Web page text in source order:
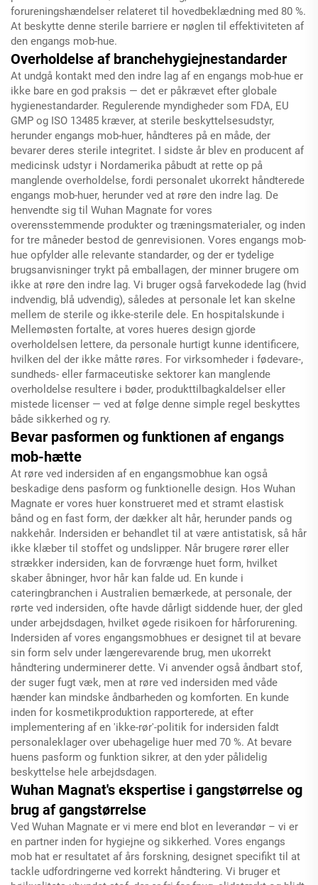
forureningshændelser relateret til hovedbeklædning med 80 %.
At beskytte denne sterile barriere er nøglen til effektiviteten af
den engangs mob-hue.
Overholdelse af branchehygiejnestandarder
At undgå kontakt med den indre lag af en engangs mob-hue er
ikke bare en god praksis — det er påkrævet efter globale
hygienestandarder. Regulerende myndigheder som FDA, EU
GMP og ISO 13485 kræver, at sterile beskyttelsesudstyr,
herunder engangs mob-huer, håndteres på en måde, der
bevarer deres sterile integritet. I sidste år blev en producent af
medicinsk udstyr i Nordamerika påbudt at rette op på
manglende overholdelse, fordi personalet ukorrekt håndterede
engangs mob-huer, herunder ved at røre den indre lag. De
henvendte sig til Wuhan Magnate for vores
overensstemmende produkter og træningsmaterialer, og inden
for tre måneder bestod de genrevisionen. Vores engangs mob-
hue opfylder alle relevante standarder, og der er tydelige
brugsanvisninger trykt på emballagen, der minner brugere om
ikke at røre den indre lag. Vi bruger også farvekodede lag (hvid
indvendig, blå udvendig), således at personale let kan skelne
mellem de sterile og ikke-sterile dele. En hospitalskunde i
Mellemøsten fortalte, at vores hueres design gjorde
overholdelsen lettere, da personale hurtigt kunne identificere,
hvilken del der ikke måtte røres. For virksomheder i fødevare-,
sundheds- eller farmaceutiske sektorer kan manglende
overholdelse resultere i bøder, produkttilbagkaldelser eller
mistede licenser — ved at følge denne simple regel beskyttes
både sikkerhed og ry.
Bevar pasformen og funktionen af engangs
mob-hætte
At røre ved indersiden af en engangsmobhue kan også
beskadige dens pasform og funktionelle design. Hos Wuhan
Magnate er vores huer konstrueret med et stramt elastisk
bånd og en fast form, der dækker alt hår, herunder pands og
nakkehår. Indersiden er behandlet til at være antistatisk, så hår
ikke klæber til stoffet og undslipper. Når brugere rører eller
strækker indersiden, kan de forvrænge huet form, hvilket
skaber åbninger, hvor hår kan falde ud. En kunde i
cateringbranchen i Australien bemærkede, at personale, der
rørte ved indersiden, ofte havde dårligt siddende huer, der gled
under arbejdsdagen, hvilket øgede risikoen for hårforurening.
Indersiden af vores engangsmobhues er designet til at bevare
sin form selv under længerevarende brug, men ukorrekt
håndtering underminerer dette. Vi anvender også åndbart stof,
der suger fugt væk, men at røre ved indersiden med våde
hænder kan mindske åndbarheden og komforten. En kunde
inden for kosmetikproduktion rapporterede, at efter
implementering af en 'ikke-rør'-politik for indersiden faldt
personaleklager over ubehagelige huer med 70 %. At bevare
huens pasform og funktion sikrer, at den yder pålidelig
beskyttelse hele arbejdsdagen.
Wuhan Magnat's ekspertise i gangstørrelse og
brug af gangstørrelse
Ved Wuhan Magnate er vi mere end blot en leverandør – vi er
en partner inden for hygiejne og sikkerhed. Vores engangs
mob hat er resultatet af års forskning, designet specifikt til at
tackle udfordringerne ved korrekt håndtering. Vi bruger et